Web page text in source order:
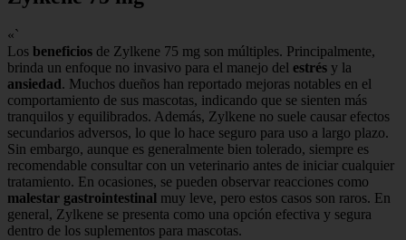
«`
Los beneficios de Zylkene 75 mg son múltiples. Principalmente,
brinda un enfoque no invasivo para el manejo del estrés y la
ansiedad. Muchos dueños han reportado mejoras notables en el
comportamiento de sus mascotas, indicando que se sienten más
tranquilos y equilibrados. Además, Zylkene no suele causar efectos
secundarios adversos, lo que lo hace seguro para uso a largo plazo.
Sin embargo, aunque es generalmente bien tolerado, siempre es
recomendable consultar con un veterinario antes de iniciar cualquier
tratamiento. En ocasiones, se pueden observar reacciones como
malestar gastrointestinal muy leve, pero estos casos son raros. En
general, Zylkene se presenta como una opción efectiva y segura
dentro de los suplementos para mascotas.